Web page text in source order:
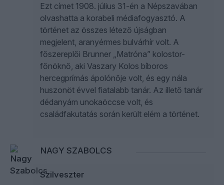
Ezt címet 1908. július 31-én a Népszavában
olvashatta a korabeli médiafogyasztó. A
történet az összes létező újságban
megjelent, aranyérmes bulvárhír volt. A
főszereplői Brunner „Matróna” kolostor-
főnöknő, aki Vaszary Kolos bíboros
hercegprímás ápolónője volt, és egy nála
huszonöt évvel fiatalabb tanár. Az illető tanár
dédanyám unokaöccse volt, és
családfakutatás során került elém a történet.
NAGY SZABOLCS
Szilveszter